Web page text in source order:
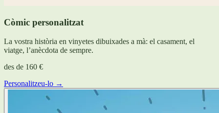
Còmic personalitzat
La vostra història en vinyetes dibuixades a mà: el casament, el
viatge, l’anècdota de sempre.
des de 160 €
Personalitzeu-lo →